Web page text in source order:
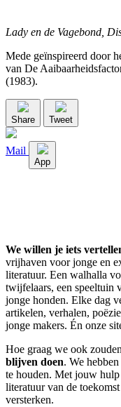
Lady en de Vagebond,
Mede geïnspireerd door
van De
(1983).
Share Tweet
Mail
App
We willen je iets
vrijhaven voor jonge en
literatuur. Een walhalla
twijfelaars, een speeltuin
jonge honden. Elke dag
artikelen, verhalen,
jonge makers. Én onze
Hoe graag we ook
blijven doen. We
te houden. Met jouw
literatuur van de
versterken.